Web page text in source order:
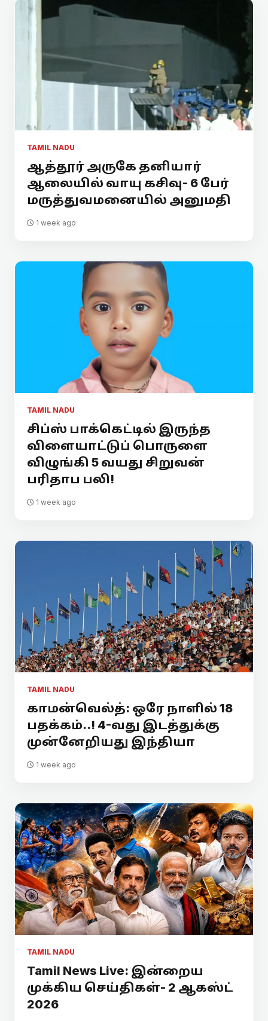
TAMIL NADU
ஆத்தூர் அருகே தனியார்
ஆலையில் வாயு கசிவு- 6 பேர்
மருத்துவமனையில் அனுமதி
1 week ago
TAMIL NADU
சிப்ஸ் பாக்கெட்டில் இருந்த
விளையாட்டுப் பொருளை
விழுங்கி 5 வயது சிறுவன்
பரிதாப பலி!
1 week ago
TAMIL NADU
காமன்வெல்த்: ஒரே நாளில் 18
பதக்கம்..! 4-வது இடத்துக்கு
முன்னேறியது இந்தியா
1 week ago
TAMIL NADU
Tamil News Live: இன்றைய
முக்கிய செய்திகள்- 2 ஆகஸ்ட்
2026